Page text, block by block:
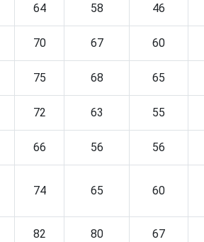
64 58 46
70 67 60
75 68 65
72 63 55
66 56 56
74 65 60
82 80 67